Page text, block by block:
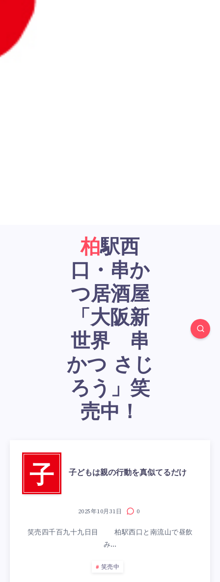
柏駅西
口・串か
つ居酒屋
「大阪新
世界 串
かつ さじ
ろう」笑
売中！
子 子どもは親の行動を真似てるだけ
2025年10月31日 0
笑売四千百九十九日目 柏駅西口と南流山で昼飲
み…
笑売中